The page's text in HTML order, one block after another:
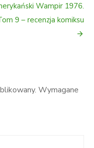
Wampir 1976.
9 – recenzja komiksu
Wymagane